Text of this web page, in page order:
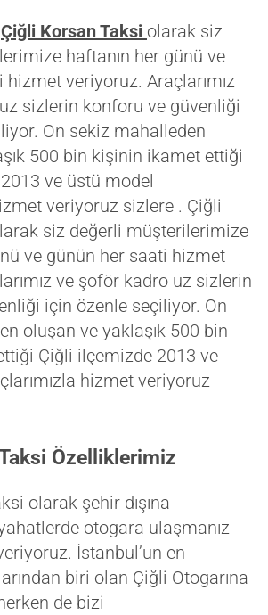
Çiğli Korsan Taksi olarak siz
haftanın her günü ve
veriyoruz. Araçlarımız
sizlerin konforu ve güvenliği
On sekiz mahalleden
500 bin kişinin ikamet ettiği
ve üstü model
veriyoruz sizlere . Çiğli
siz değerli müşterilerimize
ve günün her saati hizmet
ve şoför kadro uz sizlerin
için özenle seçiliyor. On
oluşan ve yaklaşık 500 bin
Çiğli ilçemizde 2013 ve
hizmet veriyoruz
Özelliklerimiz
olarak şehir dışına
otogara ulaşmanız
İstanbul’un en
biri olan Çiğli Otogarına
de bizi